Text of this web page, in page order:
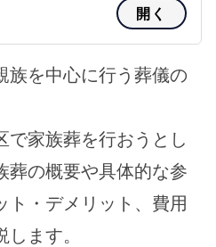
開く
族を中心に行う葬儀の
で家族葬を行おうとし
葬の概要や具体的な参
ト・デメリット、費用
ます。